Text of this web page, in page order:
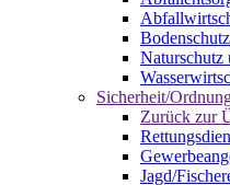
Naturschutz
Sicherheit/
Zurück zur
Jagd/